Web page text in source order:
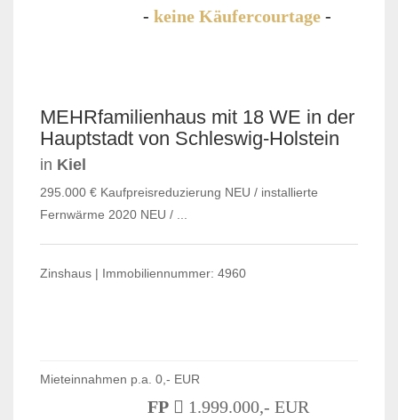
- keine Käufercourtage -
VERKAUFT
MEHRfamilienhaus mit 18 WE in der
Hauptstadt von Schleswig-Holstein
in Kiel
295.000 € Kaufpreisreduzierung NEU / installierte
Fernwärme 2020 NEU / ...
Zinshaus | Immobiliennummer: 4960
Mieteinnahmen p.a. 0,- EUR
FP
1.999.000,- EUR